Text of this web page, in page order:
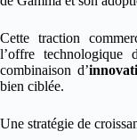
Cette traction
l’offre technologique
combinaison d’
bien ciblée.
Une stratégie de